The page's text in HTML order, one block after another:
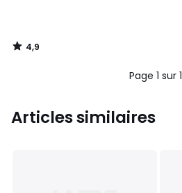
4,9
/
Page 1 sur 1
Articles similaires